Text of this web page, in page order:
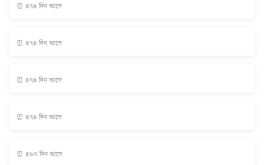
⏰ ৪৭৯ দিন আগে
⏰ ৪৭৯ দিন আগে
⏰ ৪৭৯ দিন আগে
⏰ ৪৭৯ দিন আগে
⏰ ৪৮০ দিন আগে